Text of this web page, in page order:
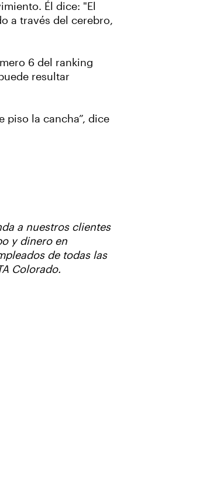
Él dice: "El
a través del cerebro,
6 del ranking
resultar
piso la cancha”, dice
a nuestros clientes
y dinero en
de todas las
Colorado.